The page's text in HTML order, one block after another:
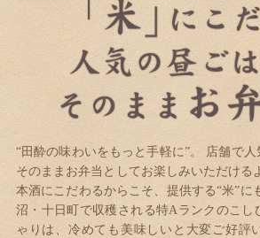
“田酔の味わいをもっと手軽に”。
店舗で人
そのままお弁当としてお楽しみいただける
本酒にこだわるからこそ、提供する“米”に
沼・十日町で収穫される特Aランクのこし
ゃりは、 冷めても美味しいと大変ご好評